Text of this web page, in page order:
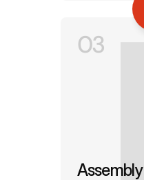
03
Assembly